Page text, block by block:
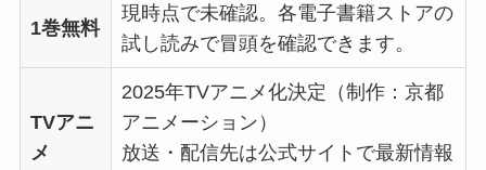
1巻無料
現時点で未確認。各電子書籍ストアの
試し読みで冒頭を確認できます。
TVアニ
メ
2025年TVアニメ化決定（制作：京都
アニメーション）
放送・配信先は公式サイトで最新情報